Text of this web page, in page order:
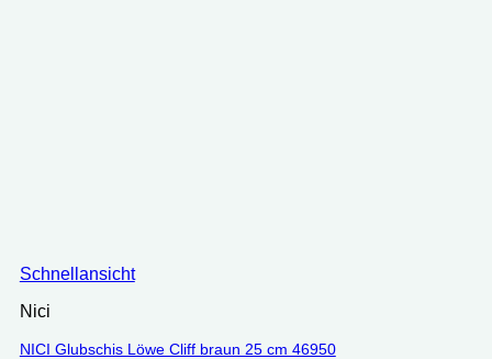
Schnellansicht
Nici
NICI Glubschis Löwe Cliff braun 25 cm 46950